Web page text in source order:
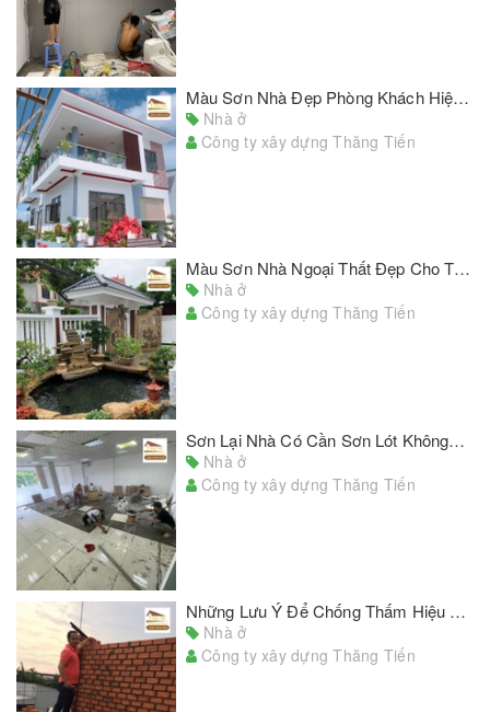
Màu Sơn Nhà Đẹp Phòng Khách Hiện Đại Phù Hợp Với Nhiều Kiểu Nhà
Nhà ở
Công ty xây dựng Thăng Tiến
Màu Sơn Nhà Ngoại Thất Đẹp Cho Tổ Ấm Thân Yêu Của Bạn
Nhà ở
Công ty xây dựng Thăng Tiến
Sơn Lại Nhà Có Cần Sơn Lót Không? Những Lưu Ý Khi Sử dụng Sơn Lót
Nhà ở
Công ty xây dựng Thăng Tiến
Những Lưu Ý Để Chống Thấm Hiệu Quả Khi Sửa Chữa, Cải Tạo Nhà Cửa
Nhà ở
Công ty xây dựng Thăng Tiến